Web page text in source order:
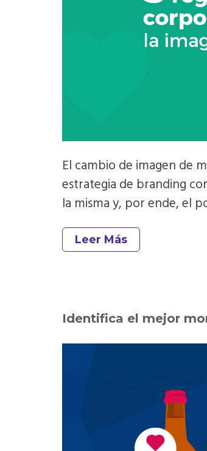
El cambio de imagen de
estrategia de branding
la misma y, por ende, el
Leer Más
Identifica el mejor